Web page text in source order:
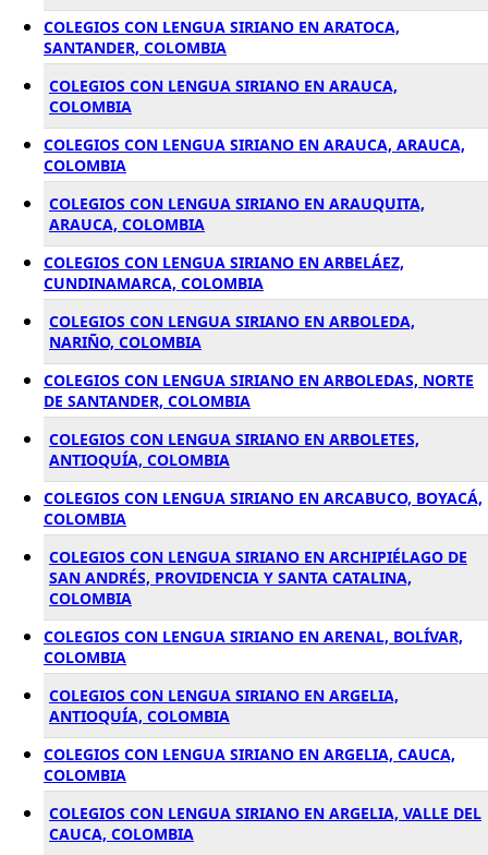
COLEGIOS CON LENGUA SIRIANO EN ARATOCA,
SANTANDER, COLOMBIA
COLEGIOS CON LENGUA SIRIANO EN ARAUCA,
COLOMBIA
COLEGIOS CON LENGUA SIRIANO EN ARAUCA, ARAUCA,
COLOMBIA
COLEGIOS CON LENGUA SIRIANO EN ARAUQUITA,
ARAUCA, COLOMBIA
COLEGIOS CON LENGUA SIRIANO EN ARBELÁEZ,
CUNDINAMARCA, COLOMBIA
COLEGIOS CON LENGUA SIRIANO EN ARBOLEDA,
NARIÑO, COLOMBIA
COLEGIOS CON LENGUA SIRIANO EN ARBOLEDAS, NORTE
DE SANTANDER, COLOMBIA
COLEGIOS CON LENGUA SIRIANO EN ARBOLETES,
ANTIOQUÍA, COLOMBIA
COLEGIOS CON LENGUA SIRIANO EN ARCABUCO, BOYACÁ,
COLOMBIA
COLEGIOS CON LENGUA SIRIANO EN ARCHIPIÉLAGO DE
SAN ANDRÉS, PROVIDENCIA Y SANTA CATALINA,
COLOMBIA
COLEGIOS CON LENGUA SIRIANO EN ARENAL, BOLÍVAR,
COLOMBIA
COLEGIOS CON LENGUA SIRIANO EN ARGELIA,
ANTIOQUÍA, COLOMBIA
COLEGIOS CON LENGUA SIRIANO EN ARGELIA, CAUCA,
COLOMBIA
COLEGIOS CON LENGUA SIRIANO EN ARGELIA, VALLE DEL
CAUCA, COLOMBIA